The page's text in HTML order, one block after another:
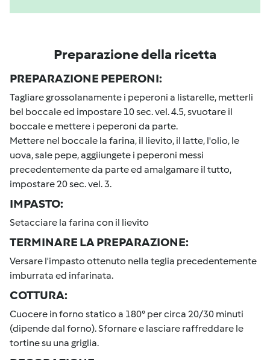
Preparazione della ricetta
PREPARAZIONE PEPERONI:
Tagliare grossolanamente i peperoni a listarelle, metterli
bel boccale ed impostare 10 sec. vel. 4.5, svuotare il
boccale e mettere i peperoni da parte.
Mettere nel boccale la farina, il lievito, il latte, l'olio, le
uova, sale pepe, aggiiungete i peperoni messi
precedentemente da parte ed amalgamare il tutto,
impostare 20 sec. vel. 3.
IMPASTO:
Setacciare la farina con il lievito
TERMINARE LA PREPARAZIONE:
Versare l'impasto ottenuto nella teglia precedentemente
imburrata ed infarinata.
COTTURA:
Cuocere in forno statico a 180° per circa 20/30 minuti
(dipende dal forno). Sfornare e lasciare raffreddare le
tortine su una griglia.